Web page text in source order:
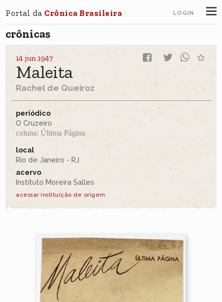
Portal da Crônica Brasileira LOGIN
crônicas
14 jun 1947
Maleita
Rachel de Queiroz
periódico
O Cruzeiro
coluna: Última Página
local
Rio de Janeiro - RJ
acervo
Instituto Moreira Salles
acessar instituição de origem